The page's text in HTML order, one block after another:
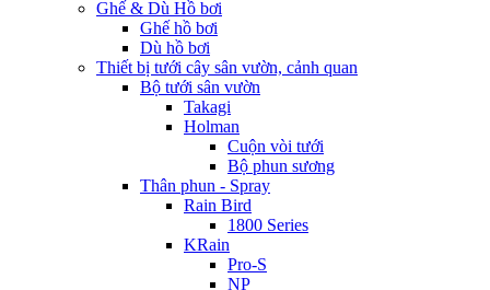
Ghế & Dù Hồ bơi
Ghế hồ bơi
Dù hồ bơi
Thiết bị tưới cây sân vườn, cảnh quan
Bộ tưới sân vườn
Takagi
Holman
Cuộn vòi tưới
Bộ phun sương
Thân phun - Spray
Rain Bird
1800 Series
KRain
Pro-S
NP